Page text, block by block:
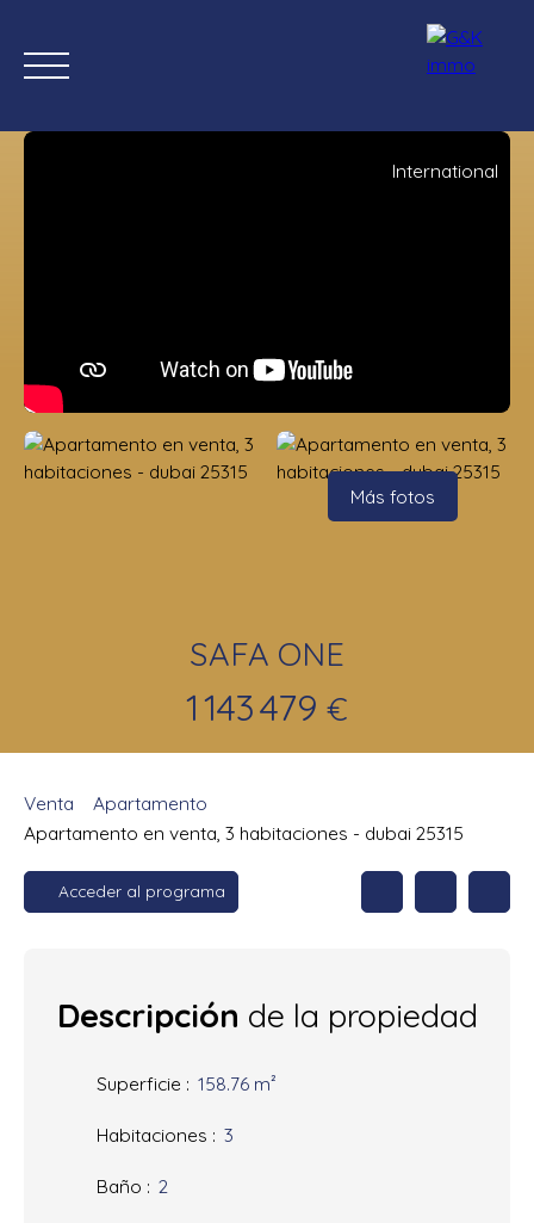
Comprar ahora Nuevas propiedades
Estimación
International
Más fotos
SAFA ONE
1 143 479 €
Venta
Apartamento
Apartamento en venta, 3 habitaciones - dubai 25315
Acceder al programa
Descripción de la propiedad
Superficie : 158.76 m²
Habitaciones : 3
Baño : 2